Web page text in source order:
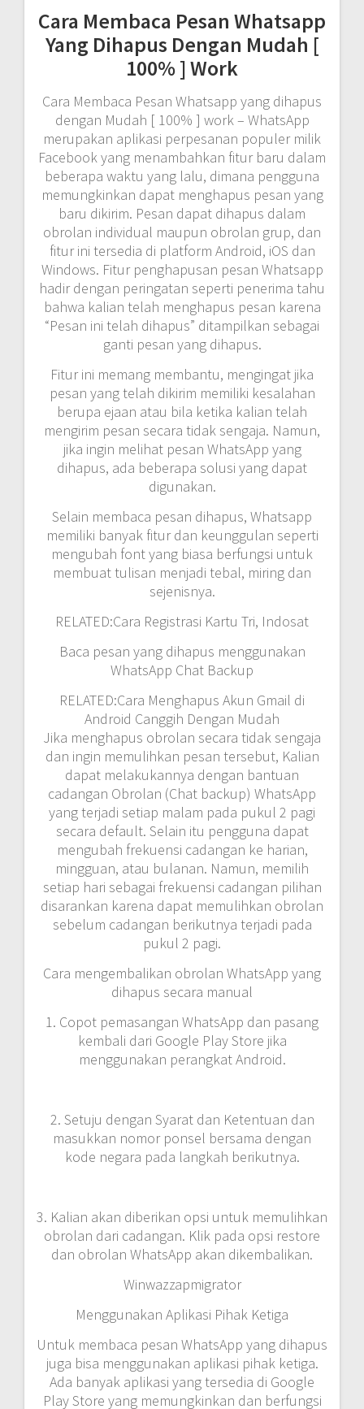
Cara Membaca Pesan Whatsapp
Yang Dihapus Dengan Mudah [
100% ] Work
Cara Membaca Pesan Whatsapp yang dihapus
dengan Mudah [ 100% ] work – WhatsApp
merupakan aplikasi perpesanan populer milik
Facebook yang menambahkan fitur baru dalam
beberapa waktu yang lalu, dimana pengguna
memungkinkan dapat menghapus pesan yang
baru dikirim. Pesan dapat dihapus dalam
obrolan individual maupun obrolan grup, dan
fitur ini tersedia di platform Android, iOS dan
Windows. Fitur penghapusan pesan Whatsapp
hadir dengan peringatan seperti penerima tahu
bahwa kalian telah menghapus pesan karena
“Pesan ini telah dihapus” ditampilkan sebagai
ganti pesan yang dihapus.
Fitur ini memang membantu, mengingat jika
pesan yang telah dikirim memiliki kesalahan
berupa ejaan atau bila ketika kalian telah
mengirim pesan secara tidak sengaja. Namun,
jika ingin melihat pesan WhatsApp yang
dihapus, ada beberapa solusi yang dapat
digunakan.
Selain membaca pesan dihapus, Whatsapp
memiliki banyak fitur dan keunggulan seperti
mengubah font yang biasa berfungsi untuk
membuat tulisan menjadi tebal, miring dan
sejenisnya.
RELATED:Cara Registrasi Kartu Tri, Indosat
Baca pesan yang dihapus menggunakan
WhatsApp Chat Backup
RELATED:Cara Menghapus Akun Gmail di
Android Canggih Dengan Mudah
Jika menghapus obrolan secara tidak sengaja
dan ingin memulihkan pesan tersebut, Kalian
dapat melakukannya dengan bantuan
cadangan Obrolan (Chat backup) WhatsApp
yang terjadi setiap malam pada pukul 2 pagi
secara default. Selain itu pengguna dapat
mengubah frekuensi cadangan ke harian,
mingguan, atau bulanan. Namun, memilih
setiap hari sebagai frekuensi cadangan pilihan
disarankan karena dapat memulihkan obrolan
sebelum cadangan berikutnya terjadi pada
pukul 2 pagi.
Cara mengembalikan obrolan WhatsApp yang
dihapus secara manual
1. Copot pemasangan WhatsApp dan pasang
kembali dari Google Play Store jika
menggunakan perangkat Android.
2. Setuju dengan Syarat dan Ketentuan dan
masukkan nomor ponsel bersama dengan
kode negara pada langkah berikutnya.
3. Kalian akan diberikan opsi untuk memulihkan
obrolan dari cadangan. Klik pada opsi restore
dan obrolan WhatsApp akan dikembalikan.
Winwazzapmigrator
Menggunakan Aplikasi Pihak Ketiga
Untuk membaca pesan WhatsApp yang dihapus
juga bisa menggunakan aplikasi pihak ketiga.
Ada banyak aplikasi yang tersedia di Google
Play Store yang memungkinkan dan berfungsi